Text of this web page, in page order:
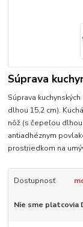
Súprava
Súprava
dlhou 15,2 cm).
nôž (s čepeľou
antiadhéznym
prostriedkom na
Dostupnosť
Nie sme platcovia